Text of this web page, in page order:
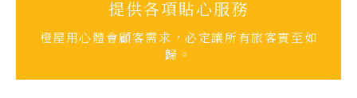
提供各項貼心服務
橙屋用心體會顧客需求，必定讓所有旅客賓至如
歸。